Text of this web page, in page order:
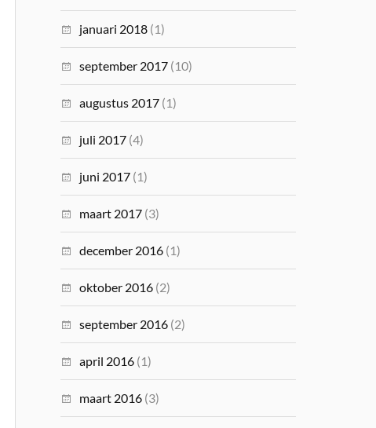
januari 2018 (1)
september 2017 (10)
augustus 2017 (1)
juli 2017 (4)
juni 2017 (1)
maart 2017 (3)
december 2016 (1)
oktober 2016 (2)
september 2016 (2)
april 2016 (1)
maart 2016 (3)